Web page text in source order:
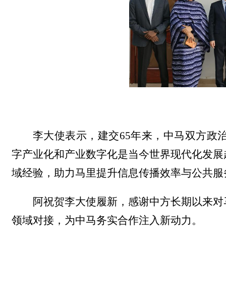
李大使表示， 建交65年来，中马双方政
字产业化和产业数字化是当今世界现代化发
域经验，助力马里提升信息传播效率与公共
阿祝贺李大使履新，感谢中方长期以来
领域对接，为中马务实合作注入新动力。